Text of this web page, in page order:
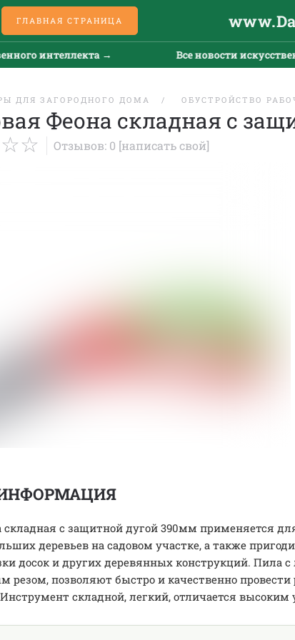
ГЛАВНАЯ СТРАНИЦА
интеллекта → Все новости
ДЛЯ ЗАГОРОДНОГО ДОМА ОБУСТРОЙСТВО
Феона складная с
Отзывов: 0 [написать свой]
с защитной дугой 390мм применяется
деревьев на садовом участке, а также
досок и других деревянных конструкций. Пила
резом, позволяют быстро и качественно
складной, легкий, отличается